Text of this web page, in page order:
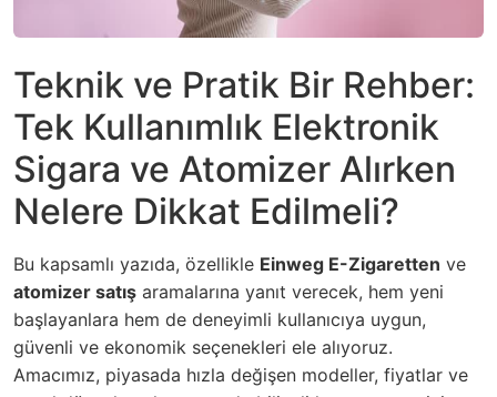
Teknik ve Pratik Bir Rehber:
Tek Kullanımlık Elektronik
Sigara ve Atomizer Alırken
Nelere Dikkat Edilmeli?
Bu kapsamlı yazıda, özellikle Einweg E-Zigaretten ve
atomizer satış aramalarına yanıt verecek, hem yeni
başlayanlara hem de deneyimli kullanıcıya uygun,
güvenli ve ekonomik seçenekleri ele alıyoruz.
Amacımız, piyasada hızla değişen modeller, fiyatlar ve